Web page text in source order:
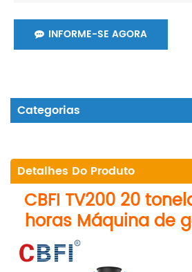
INFORME-SE AGORA
Categorias
Detalhes Do Produto
CBFI TV200 20
horas Máquina de